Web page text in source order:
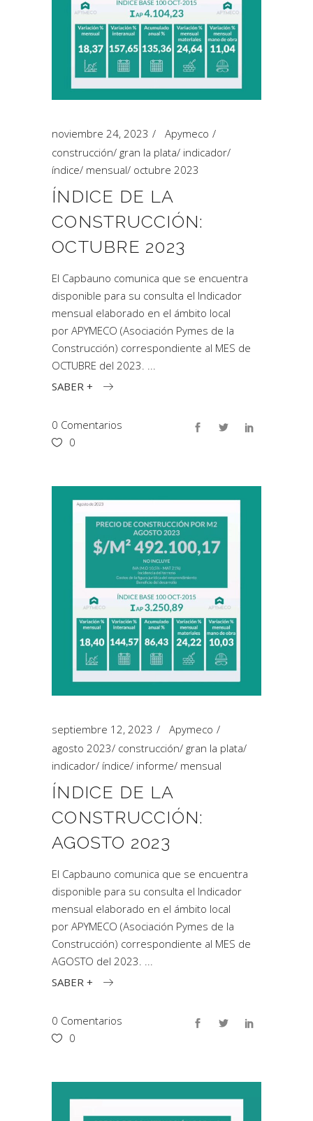
noviembre 24, 2023
Apymeco
construcción/ gran la plata/ indicador/
índice/ mensual/ octubre 2023
ÍNDICE DE LA
CONSTRUCCIÓN:
OCTUBRE 2023
El Capbauno comunica que se encuentra
disponible para su consulta el Indicador
mensual elaborado en el ámbito local
por APYMECO (Asociación Pymes de la
Construcción) correspondiente al MES de
OCTUBRE del 2023.
SABER +
0 Comentarios
0
septiembre 12, 2023
Apymeco
agosto 2023/ construcción/ gran la plata/
indicador/ índice/ informe/ mensual
ÍNDICE DE LA
CONSTRUCCIÓN:
AGOSTO 2023
El Capbauno comunica que se encuentra
disponible para su consulta el Indicador
mensual elaborado en el ámbito local
por APYMECO (Asociación Pymes de la
Construcción) correspondiente al MES de
AGOSTO del 2023.
SABER +
0 Comentarios
0